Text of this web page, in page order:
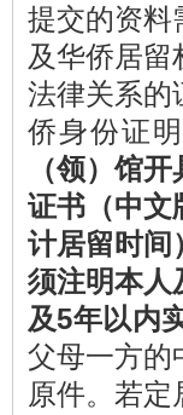
提交的资料
及华侨居
法律关系的
侨身份证
（领）馆
证书（中文
计居留时间
须注明本人
及5年以内
父母一方
原件。若